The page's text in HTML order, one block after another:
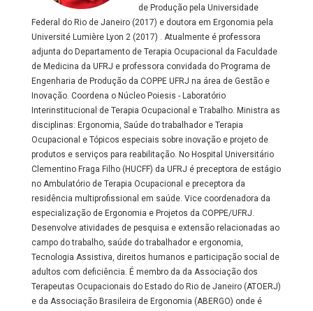
de Produção pela Universidade
Federal do Rio de Janeiro (2017) e doutora em Ergonomia pela
Université Lumière Lyon 2 (2017) . Atualmente é professora
adjunta do Departamento de Terapia Ocupacional da Faculdade
de Medicina da UFRJ e professora convidada do Programa de
Engenharia de Produção da COPPE UFRJ na área de Gestão e
Inovação. Coordena o Núcleo Poiesis - Laboratório
Interinstitucional de Terapia Ocupacional e Trabalho. Ministra as
disciplinas: Ergonomia, Saúde do trabalhador e Terapia
Ocupacional e Tópicos especiais sobre inovação e projeto de
produtos e serviços para reabilitação. No Hospital Universitário
Clementino Fraga Filho (HUCFF) da UFRJ é preceptora de estágio
no Ambulatório de Terapia Ocupacional e preceptora da
residência multiprofissional em saúde. Vice coordenadora da
especialização de Ergonomia e Projetos da COPPE/UFRJ.
Desenvolve atividades de pesquisa e extensão relacionadas ao
campo do trabalho, saúde do trabalhador e ergonomia,
Tecnologia Assistiva, direitos humanos e participação social de
adultos com deficiência. É membro da da Associação dos
Terapeutas Ocupacionais do Estado do Rio de Janeiro (ATOERJ)
e da Associação Brasileira de Ergonomia (ABERGO) onde é